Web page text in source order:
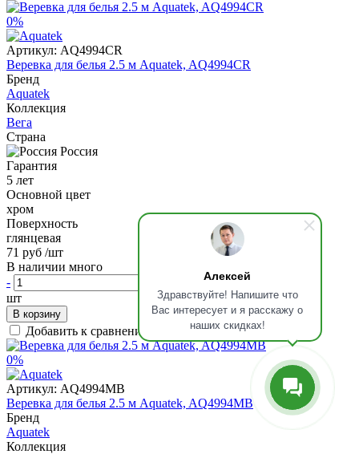
Алексей
Здравствуйте! Напишите что
Вас интересует и я расскажу о
наших скидках!
0%
Артикул: AQ4994CR
Веревка для белья 2.5 м Aquatek, AQ4994CR
Бренд
Aquatek
Коллекция
Вега
Страна
Россия
Гарантия
5 лет
Основной цвет
хром
Поверхность
глянцевая
71 руб /шт
В наличии много
-
шт
В корзину
Добавить к сравнению
0%
Артикул: AQ4994MB
Веревка для белья 2.5 м Aquatek, AQ4994MB
Бренд
Aquatek
Коллекция